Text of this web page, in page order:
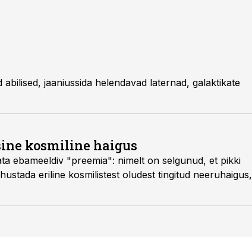
jaaniussida helendavad laternad, galaktikate
kosmiline haigus
ebameeldiv "preemia": nimelt on selgunud, et pikki
eriline kosmilistest oludest tingitud neeruhaigus,